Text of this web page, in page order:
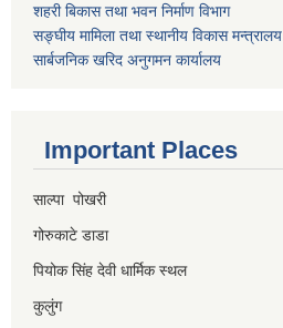
शहरी बिकास तथा भवन निर्माण विभाग
सङ्घीय मामिला तथा स्थानीय विकास मन्त्रालय
सार्बजनिक खरिद अनुगमन कार्यालय
Important Places
साल्पा पोखरी
गोरुकाटे डाडा
पियोक सिंह देवी धार्मिक स्थल
कुलुंग